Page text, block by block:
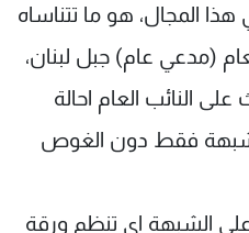
هذا المجال، هو ما تتناساه
(مدعي عام) جبل لبنان،
النائب العام احالة
فقط دون الغوص
على الشبهة اي تنظم ورقة